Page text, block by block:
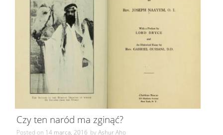
Czy ten naród ma zginąć?
Posted on 14 marca, 2016 byAshur Aho